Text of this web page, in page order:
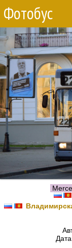
Фотобус